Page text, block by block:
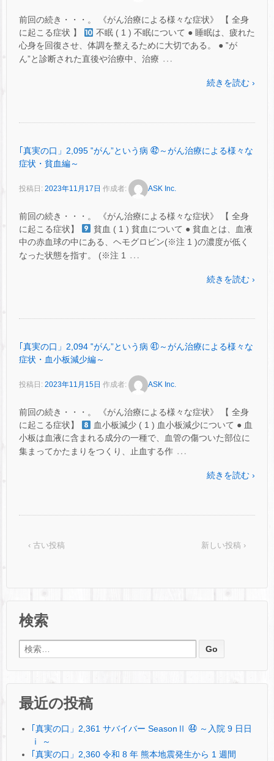
前回の続き・・・。 《がん治療による様々な症状》 【 全身
に起こる症状 】
不眠 ( 1 ) 不眠について ● 睡眠は、疲れた
心身を回復させ、体調を整えるために大切である。 ● ‟が
ん”と診断された直後や治療中、治療 …
続きを読む ›
｢真実の口」2,095 ‟がん”という病 ㊷～がん治療による様々な
症状・貧血編～
投稿日: 2023年11月17日 作成者: ASK Inc.
前回の続き・・・。 《がん治療による様々な症状》 【 全身
に起こる症状】
貧血 ( 1 ) 貧血について ● 貧血とは、血液
中の赤血球の中にある、ヘモグロビン(※注 1 )の濃度が低く
なった状態を指す。 (※注 1
…
続きを読む ›
｢真実の口」2,094 ‟がん”という病 ㊶～がん治療による様々な
症状・血小板減少編～
投稿日: 2023年11月15日 作成者: ASK Inc.
前回の続き・・・。 《がん治療による様々な症状》 【 全身
に起こる症状】
血小板減少 ( 1 ) 血小板減少について ● 血
小板は血液に含まれる成分の一種で、血管の傷ついた部位に
集まってかたまりをつくり、止血する作 …
続きを読む ›
‹ 古い投稿 新しい投稿 ›
検索
検索:
最近の投稿
｢真実の口」2,361 サバイバー SeasonⅡ ㊹ ～入院 9 日日
ⅰ ～
｢真実の口」2,360 令和 8 年 熊本地震発生から 1 週間